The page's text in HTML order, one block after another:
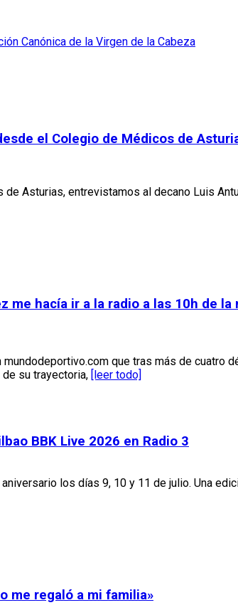
Canónica de la Virgen de la Cabeza
el Colegio de Médicos de
Asturias, entrevistamos al decano Luis
me hacía ir a la radio a las 10h de
que tras más de
su trayectoria,
[leer todo]
BBK Live 2026 en Radio 3
los días 9, 10 y 11 de julio. Una
me regaló a mi familia»